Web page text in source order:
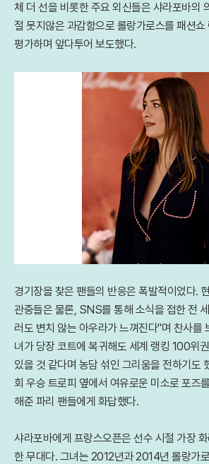
체 더 선을 비롯한 주요 외신들은 샤라포바의
절 못지않은 과감함으로 롤랑가로스를 패션
평가하며 앞다투어 보도했다.
경기장을 찾은 팬들의 반응은 폭발적이었다.
관중들은 물론, SNS를 통해 소식을 접한 전
러도 변치 않는 아우라가 느껴진다"며 찬사를
녀가 당장 코트에 복귀해도 세계 랭킹 100위
있을 것 같다며 농담 섞인 그리움을 전하기도
회 우승 트로피 옆에서 여유로운 미소로 포즈
해준 파리 팬들에게 화답했다.
샤라포바에게 프랑스오픈은 선수 시절 가장
한 무대다. 그녀는 2012년과 2014년 롤랑가